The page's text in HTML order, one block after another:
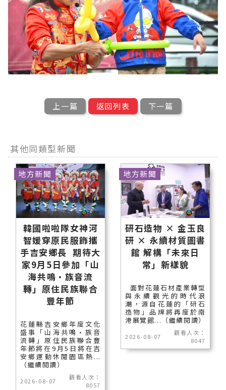
上一篇 返回列表 下一篇
其他同類型新聞
韓國啦啦隊女神河
智媛穿原民服飾攜
手吉安鄉長 期待大
家9月5日參加「山
海共鳴•族音流
轉」原住民族聯合
豐年節
花蓮縣吉安鄉年度文化
盛事「山海共鳴•族音
流轉」原住民族聯合豐
年節將在9月5日將在吉
安鄉運動休閒園區熱...
（繼續閱讀）
2026-08-07
觀看人次：
8057
地方新聞
研石造物 × 金玉良
研 × 永續材質圖書
館 解構「未來日
常」新樣貌
面對花蓮石材產業轉型
與永續觀光的時代浪
潮，源自花蓮的「研石
造物」品牌將再度於南
港展覽館...（繼續閱讀）
2026-08-07
觀看人次：
8047
地方新聞